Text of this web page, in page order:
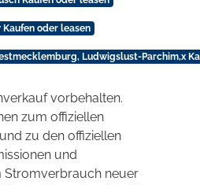
oder leasen
Ludwigslust-Parchim,x
vorbehalten.
zum offiziellen
zu den offiziellen
und
Stromverbrauch neuer